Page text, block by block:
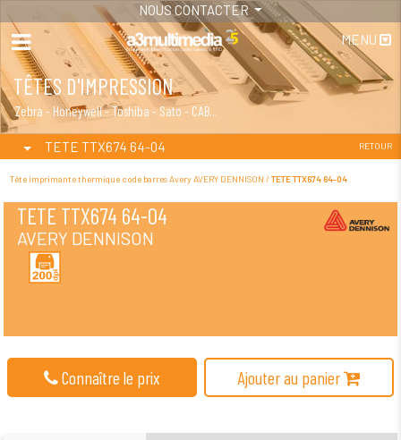
NOUS CONTACTER
MENU
TÊTES D'IMPRESSION
Zebra - Honeywell - Toshiba - Sato - CAB...
PIÈCES DÉTACHÉES
Imprimantes - Lecteurs - Terminaux
TETE TTX674 64-04 RETOUR
Tête imprimante thermique code barres Avery AVERY DENNISON /TETE TTX674 64-04
TETE TTX674 64-04
AVERY DENNISON
Connaître le prix Ajouter au panier